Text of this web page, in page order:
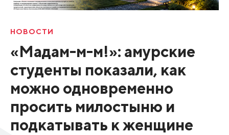
НОВОСТИ
«Мадам-м-м!»: амурские
студенты показали, как
можно одновременно
просить милостыню и
подкатывать к женщине